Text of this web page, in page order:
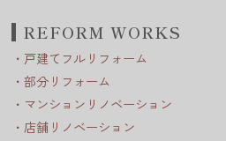
REFORM WORKS
戸建てフルリフォーム
部分リフォーム
マンションリノベーション
店舗リノベーション